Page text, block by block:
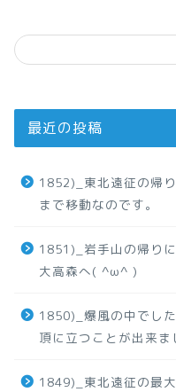
最近の投稿
1852)_東北遠征の帰
まで移動なのです。
1851)_岩手山の帰り
大高森へ( ^ω^ )
1850)_爆風の中でし
頂に立つことが出来
1849)_東北遠征の最